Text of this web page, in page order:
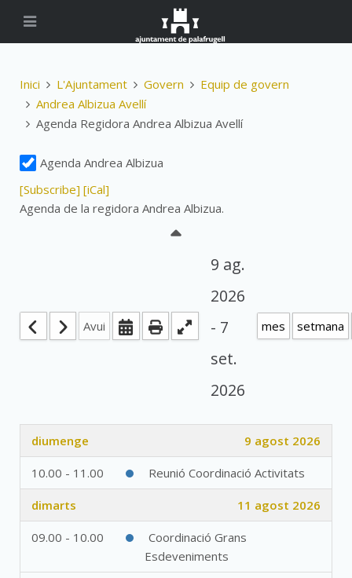
Inici L'Ajuntament Govern
Equip de govern
Andrea Albizua Avellí
Agenda Regidora Andrea Albizua Avellí
Agenda Andrea Albizua
[Subscribe] [iCal]
Agenda de la regidora Andrea Albizua.
Avui
9 ag.
2026
- 7
set.
2026
mes setmana
diumenge 9 agost 2026
10.00 - 11.00 Reunió Coordinació Activitats
dimarts 11 agost 2026
09.00 - 10.00
Coordinació Grans
Esdeveniments